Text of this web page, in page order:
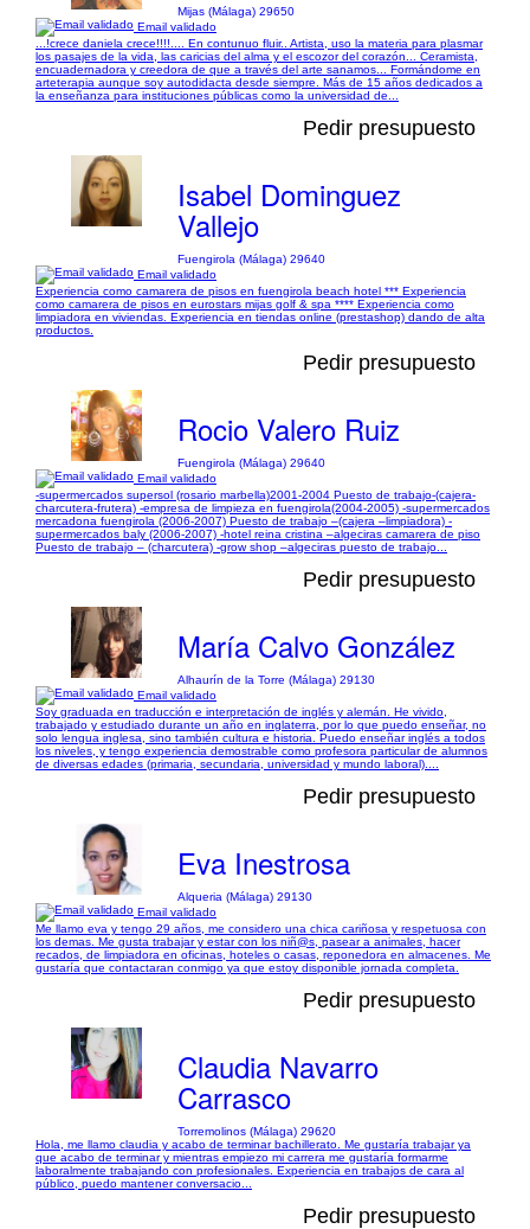
Mijas (Málaga) 29650
Email validado
...!crece daniela crece!!!!.... En contunuo fluir.. Artista, uso la materia para plasmar
los pasajes de la vida, las caricias del alma y el escozor del corazón... Ceramista,
encuadernadora y creedora de que a través del arte sanamos... Formándome en
arteterapia aunque soy autodidacta desde siempre. Más de 15 años dedicados a
la enseñanza para instituciones públicas como la universidad de...
Pedir presupuesto
Isabel Dominguez
Vallejo
Fuengirola (Málaga) 29640
Email validado
Experiencia como camarera de pisos en fuengirola beach hotel *** Experiencia
como camarera de pisos en eurostars mijas golf & spa **** Experiencia como
limpiadora en viviendas. Experiencia en tiendas online (prestashop) dando de alta
productos.
Pedir presupuesto
Rocio Valero Ruiz
Fuengirola (Málaga) 29640
Email validado
-supermercados supersol (rosario marbella)2001-2004 Puesto de trabajo-(cajera-
charcutera-frutera) -empresa de limpieza en fuengirola(2004-2005) -supermercados
mercadona fuengirola (2006-2007) Puesto de trabajo –(cajera –limpiadora) -
supermercados baly (2006-2007) -hotel reina cristina –algeciras camarera de piso
Puesto de trabajo – (charcutera) -grow shop –algeciras puesto de trabajo...
Pedir presupuesto
María Calvo González
Alhaurín de la Torre (Málaga) 29130
Email validado
Soy graduada en traducción e interpretación de inglés y alemán. He vivido,
trabajado y estudiado durante un año en inglaterra, por lo que puedo enseñar, no
solo lengua inglesa, sino también cultura e historia. Puedo enseñar inglés a todos
los niveles, y tengo experiencia demostrable como profesora particular de alumnos
de diversas edades (primaria, secundaria, universidad y mundo laboral)....
Pedir presupuesto
Eva Inestrosa
Alqueria (Málaga) 29130
Email validado
Me llamo eva y tengo 29 años, me considero una chica cariñosa y respetuosa con
los demas. Me gusta trabajar y estar con los niñ@s, pasear a animales, hacer
recados, de limpiadora en oficinas, hoteles o casas, reponedora en almacenes. Me
gustaría que contactaran conmigo ya que estoy disponible jornada completa.
Pedir presupuesto
Claudia Navarro
Carrasco
Torremolinos (Málaga) 29620
Hola, me llamo claudia y acabo de terminar bachillerato. Me gustaría trabajar ya
que acabo de terminar y mientras empiezo mi carrera me gustaría formarme
laboralmente trabajando con profesionales. Experiencia en trabajos de cara al
público, puedo mantener conversacio...
Pedir presupuesto